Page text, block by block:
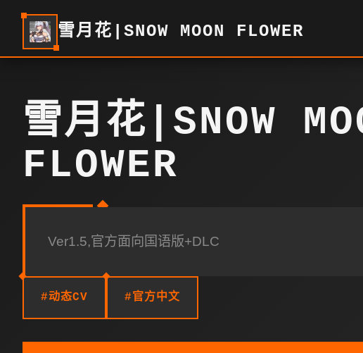
雪月花|SNOW MOON FLOWER
雪月花|SNOW
FLOWER
Ver1.5,官方面向国语版+DLC
#动态CV #官方中文